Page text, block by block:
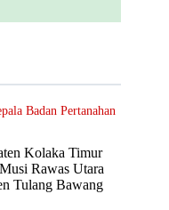
Badan Pertanahan
Kolaka Timur
Rawas Utara
Tulang Bawang